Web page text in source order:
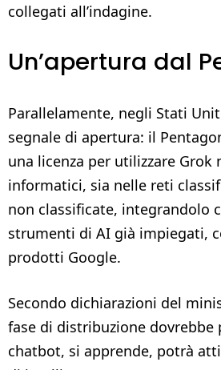
collegati all’indagine.
Un’apertura dal
Parallelamente, negli Stati
segnale di apertura: il
una licenza per utilizzare
informatici, sia nelle reti
non classificate, integrandolo
strumenti di AI già impiegati,
prodotti Google.
Secondo dichiarazioni del
fase di distribuzione dovrebbe
chatbot, si apprende, potrà